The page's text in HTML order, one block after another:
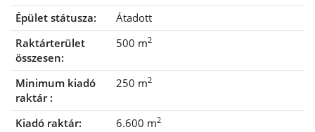
Épület státusza:
Átadott
Raktárterület
összesen:
500 m2
Minimum kiadó
raktár :
250 m2
Kiadó raktár: 6.600 m2